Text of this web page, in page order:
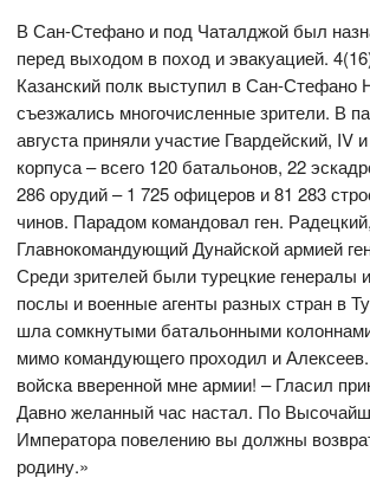
В Сан-Стефано и под Чаталджой был
перед выходом в поход и эвакуацией.
Казанский полк выступил в Сан-Стефано
съезжались многочисленные зрители. В
августа приняли участие Гвардейский, IV
корпуса – всего 120 батальонов, 22
286 орудий – 1 725 офицеров и 81 283
чинов. Парадом командовал ген.
Главнокомандующий Дунайской армией
Среди зрителей были турецкие генералы
послы и военные агенты разных стран в
шла сомкнутыми батальонными
мимо командующего проходил и
войска вверенной мне армии! – Гласил
Давно желанный час настал. По
Императора повелению вы должны
родину.»